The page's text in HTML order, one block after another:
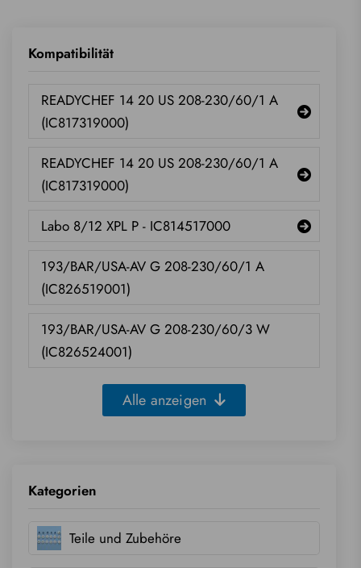
Kompatibilität
READYCHEF 14 20 US 208-230/60/1 A
(IC817319000)
READYCHEF 14 20 US 208-230/60/1 A
(IC817319000)
Labo 8/12 XPL P - IC814517000
193/BAR/USA-AV G 208-230/60/1 A
(IC826519001)
193/BAR/USA-AV G 208-230/60/3 W
(IC826524001)
Alle anzeigen
Kategorien
Teile und Zubehöre